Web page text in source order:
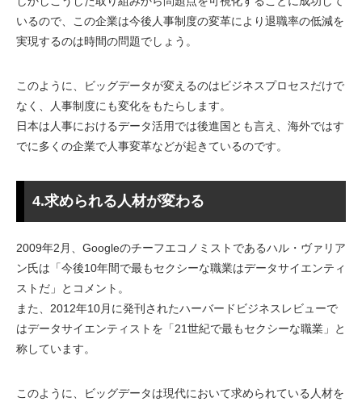
いるので、この企業は今後人事制度の変革により退職率の低減を
実現するのは時間の問題でしょう。
このように、ビッグデータが変えるのはビジネスプロセスだけで
なく、人事制度にも変化をもたらします。
日本は人事におけるデータ活用では後進国とも言え、海外ではす
でに多くの企業で人事変革などが起きているのです。
4.求められる人材が変わる
2009年2月、Googleのチーフエコノミストであるハル・ヴァリア
ン氏は「今後10年間で最もセクシーな職業はデータサイエンティ
ストだ」とコメント。
また、2012年10月に発刊されたハーバードビジネスレビューで
はデータサイエンティストを「21世紀で最もセクシーな職業」と
称しています。
このように、ビッグデータは現代において求められている人材を